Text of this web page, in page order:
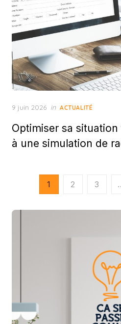
Posted
9 juin 2026 in ACTUALITÉ
Optimiser sa
à une simulation de
Pagination
1 2 3